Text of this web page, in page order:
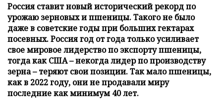
Россия ставит новый исторический рекорд по
урожаю зерновых и пшеницы. Такого не было
даже в советские годы при больших гектарах
посевных. Россия год от года только усиливает
свое мировое лидерство по экспорту пшеницы,
тогда как США – некогда лидер по производству
зерна – теряют свои позиции. Так мало пшеницы,
как в 2022 году, они не продавали миру
последние как минимум 40 лет.